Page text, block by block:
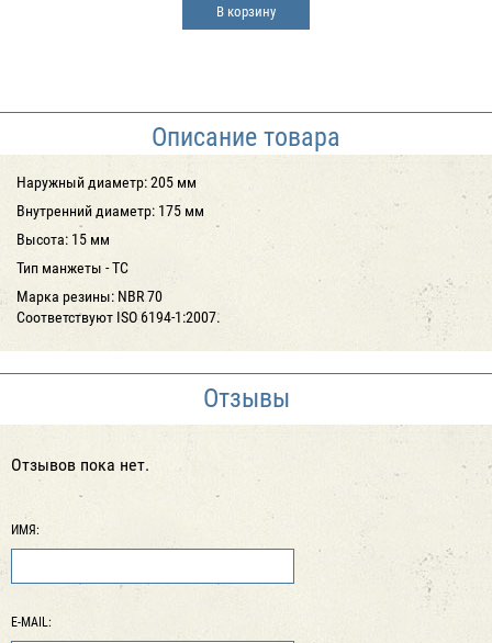
В корзину
Описание товара
Наружный диаметр: 205 мм
Внутренний диаметр: 175 мм
Высота: 15 мм
Тип манжеты - ТС
Марка резины: NBR 70
Соответствуют ISO 6194-1:2007.
Отзывы
Отзывов пока нет.
ИМЯ:
E-MAIL: